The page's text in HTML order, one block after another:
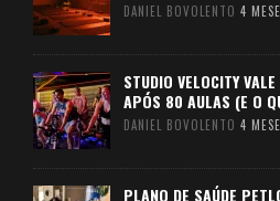
DANIEL BOVOLENTO 4
STUDIO VELOCITY
APÓS 80 AULAS (E O
DANIEL BOVOLENTO 4
PLANO DE SAÚDE